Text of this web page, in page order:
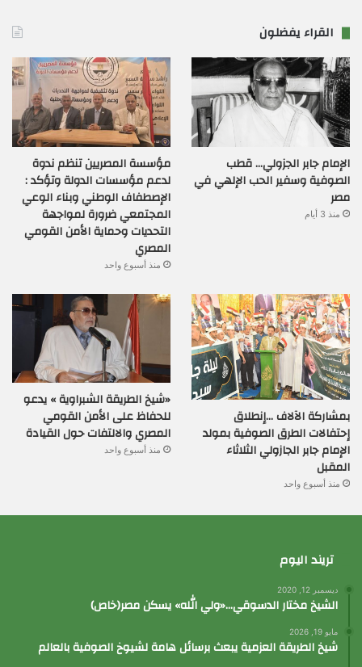
القراء يفضلون
الإمام جابر الجزولي… قطب
الصوفية وسفير الحب الإلهي في
مصر
منذ 3 أيام
مؤسسة المصريين تنظم ندوة
لدعم مؤسسات الدولة وتؤكد :
الإصطفاف الوطني وبناء الوعي
المجتمعي ضرورة لمواجهة
التحديات وحماية الأمن القومي
المصري
منذ أسبوع واحد
بمشاركة الآلاف …إنطلاق
إحتفالات الطرق الصوفية بمولد
الإمام جابر الجازولي الثلاثاء
المقبل
منذ أسبوع واحد
«شيخ الطريقة الشبراوية » يدعو
للحفاظ على الأمن القومي
المصري والالتفات حول القيادة
منذ أسبوع واحد
تريند اليوم
ديسمبر 12, 2020
الشيخ مختار الدسوقي…«ولي الله» يسكن مصر(خاص)
مايو 19, 2026
شيخ الطريقة العزمية يبعث برسائل هامة لشيوخ الصوفية بالعالم